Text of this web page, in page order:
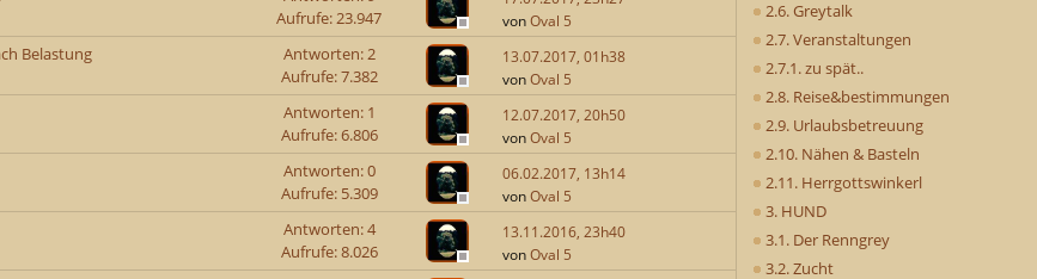
2.6. Greytalk
2.7. Veranstaltungen
2.7.1. zu spät..
2.8. Reise&bestimmungen
2.9. Urlaubsbetreuung
2.10. Nähen & Basteln
2.11. Herrgottswinkerl
3. HUND
3.1. Der Renngrey
3.2. Zucht
Aufrufe: 23.947
vonOval 5
Belastung
Antworten: 2
Aufrufe: 7.382
13.07.2017, 01h38
vonOval 5
Antworten: 1
Aufrufe: 6.806
12.07.2017, 20h50
vonOval 5
Antworten: 0
Aufrufe: 5.309
06.02.2017, 13h14
vonOval 5
Antworten: 4
Aufrufe: 8.026
13.11.2016, 23h40
vonOval 5